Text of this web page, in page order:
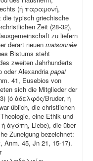
(ἡ παραμονή,
die typisch griechische
Zeit (28-32),
zu liefern
derart neuen maisonnée
Bistums steht
zweiten Jahrhunderts
oder Alexandria papa/
41, Eusebios von
sich die Mitglieder der
(ὁ ἀδελφός/Bruder, ἡ
üblich, die christlichen
eine Ethik und
ἡ ἀγάπη, Liebe), die über
Zuneigung bezeichnet:
Anm. 45, Jn 21, 15-17).